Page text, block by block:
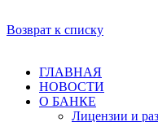
Возврат к списку
ГЛАВНАЯ
НОВОСТИ
О БАНКЕ
Лицензии и